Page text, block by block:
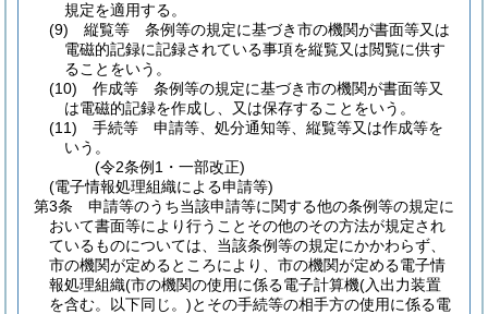
規定を適用する。
(9)
縦覧等 条例等の規定に基づき市の機関が書面等又は
電磁的記録に記録されている事項を縦覧又は閲覧に供す
ることをいう。
(10)
作成等 条例等の規定に基づき市の機関が書面等又
は電磁的記録を作成し、又は保存することをいう。
(11)
手続等 申請等、処分通知等、縦覧等又は作成等を
いう。
(令2条例1・一部改正)
(電子情報処理組織による申請等)
第3条
申請等のうち当該申請等に関する他の条例等の規定に
おいて書面等により行うことその他のその方法が規定され
ているものについては、当該条例等の規定にかかわらず、
市の機関が定めるところにより、市の機関が定める電子情
報処理組織(市の機関の使用に係る電子計算機(入出力装置
を含む。以下同じ。)とその手続等の相手方の使用に係る電